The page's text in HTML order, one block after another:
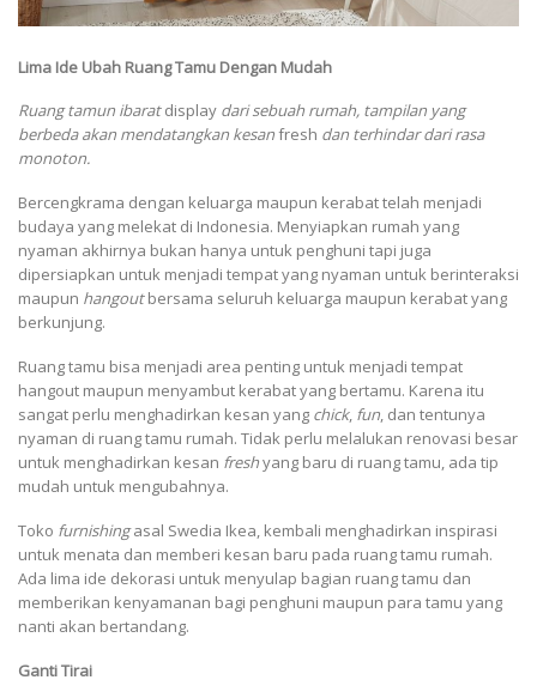
Lima Ide Ubah Ruang Tamu Dengan Mudah
Ruang tamun ibaratdisplay dari sebuah rumah, tampilan yang
berbeda akan mendatangkan kesanfresh dan terhindar dari rasa
monoton.
Bercengkrama dengan keluarga maupun kerabat telah menjadi
budaya yang melekat di Indonesia. Menyiapkan rumah yang
nyaman akhirnya bukan hanya untuk penghuni tapi juga
dipersiapkan untuk menjadi tempat yang nyaman untuk berinteraksi
maupun hangoutbersama seluruh keluarga maupun kerabat yang
berkunjung.
Ruang tamu bisa menjadi area penting untuk menjadi tempat
hangout maupun menyambut kerabat yang bertamu. Karena itu
sangat perlu menghadirkan kesan yang chick, fun, dan tentunya
nyaman di ruang tamu rumah. Tidak perlu melalukan renovasi besar
untuk menghadirkan kesan freshyang baru di ruang tamu, ada tip
mudah untuk mengubahnya.
Toko furnishingasal Swedia Ikea, kembali menghadirkan inspirasi
untuk menata dan memberi kesan baru pada ruang tamu rumah.
Ada lima ide dekorasi untuk menyulap bagian ruang tamu dan
memberikan kenyamanan bagi penghuni maupun para tamu yang
nanti akan bertandang.
Ganti Tirai